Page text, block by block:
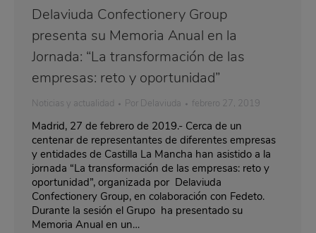
Delaviuda Confectionery Group
presenta su Memoria Anual en la
Jornada: “La transformación de las
empresas: reto y oportunidad”
Noticias y actualidad Por Delaviuda febrero 27, 2019
Madrid, 27 de febrero de 2019.- Cerca de un
centenar de representantes de diferentes empresas
y entidades de Castilla La Mancha han asistido a la
jornada “La transformación de las empresas: reto y
oportunidad”, organizada por Delaviuda
Confectionery Group, en colaboración con Fedeto.
Durante la sesión el Grupo ha presentado su
Memoria Anual en un…